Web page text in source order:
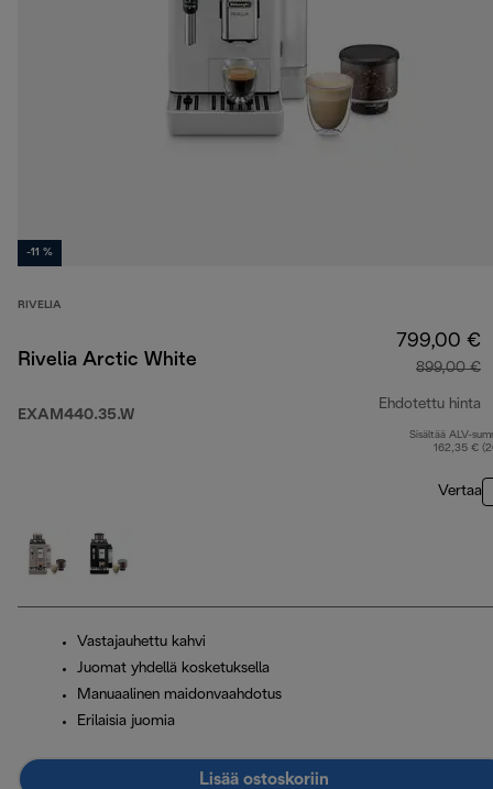
-11 %
RIVELIA
Rivelia Arctic White
EXAM440.35.W
799,00 €
899,00 €
Ehdotettu hinta
Sisältää ALV-
162,35 €
Vertaa
Vastajauhettu kahvi
Juomat yhdellä kosketuksella
Manuaalinen maidonvaahdotus
Erilaisia juomia
Lisää ostoskoriin